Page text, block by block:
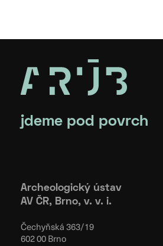
jdeme pod povrch
Archeologický ústav
AV ČR, Brno, v. v. i.
Čechyňská 363/19
602 00 Brno